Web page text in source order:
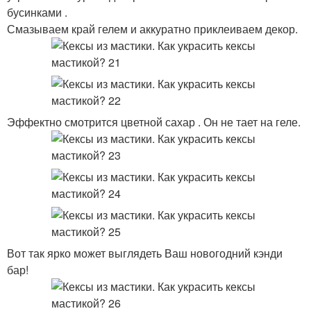
бусинками .
Смазываем край гелем и аккуратно приклеиваем декор.
Эффектно смотрится цветной сахар . Он не тает на геле.
Вот так ярко может выглядеть Ваш новогодний кэнди
бар!